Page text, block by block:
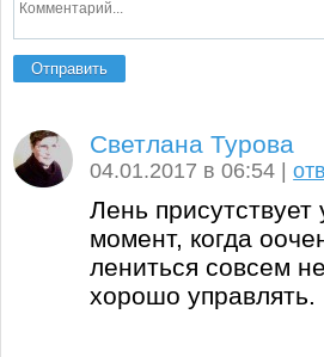
Отправить
Светлана Турова
04.01.2017 в 06:54 |
Лень
момент, когда
лениться совсем
хорошо управлять.